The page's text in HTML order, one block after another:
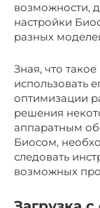
возможности,
настройки
разных
Зная, что
использовать
оптимизации
решения
аппаратным
Биосом,
следовать
возможных